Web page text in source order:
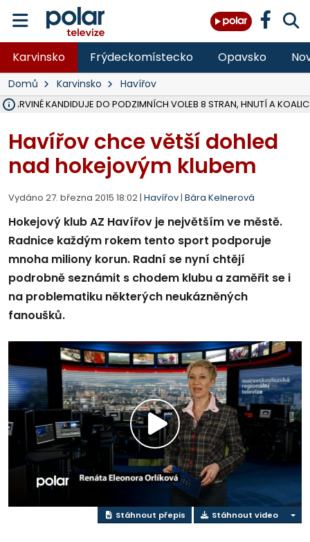
Karvinsko Frýdeckomístecko Opavsko
Domů Karvinsko Havířov
V KARVINÉ KANDIDUJE DO PODZIMNÍCH VOLEB 8 STRAN, HNUTÍ A KOALIC
Havířov chce větší dohled
nad hokejovým klubem
Vydáno 27. března 2015 18:02 | Havířov | Bára Kelnerová
Hokejový klub AZ Havířov je největším ve městě.
Radnice každým rokem tento sport podporuje
mnoha miliony korun. Radní se nyní chtějí
podrobně seznámit s chodem klubu a zaměřit se i
na problematiku některých neukázněných
fanoušků.
Přehrát
video
Stáhnout přepis Stáhnout video